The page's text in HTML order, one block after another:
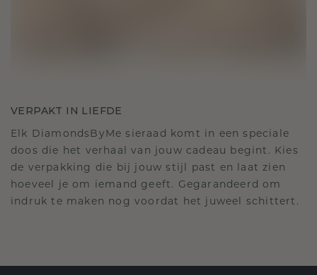
VERPAKT IN LIEFDE
Elk DiamondsByMe sieraad komt in een speciale
doos die het verhaal van jouw cadeau begint. Kies
de verpakking die bij jouw stijl past en laat zien
hoeveel je om iemand geeft. Gegarandeerd om
indruk te maken nog voordat het juweel schittert.